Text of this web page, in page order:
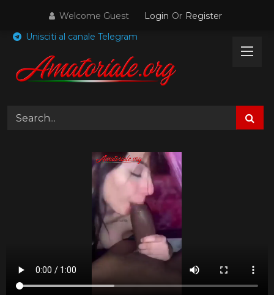
content
Welcome Guest Login Or Register
Unisciti al canale Telegram